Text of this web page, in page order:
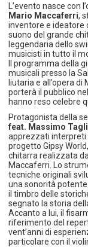
L’evento nasce con
Mario Maccaferri,
inventore e ideatore
suono del grande
leggendaria dello
musicisti in tutto il
Il programma della
musicali presso la
liutaria e all’opera
porterà il pubblico
hanno reso celebre
Protagonista della
feat. Massimo
apprezzati interpreti
progetto Gipsy
chitarra realizzata
Maccaferri. Lo
tecniche originali
una sonorità
il timbro delle
segnato la storia
Accanto a lui, il
riferimento del
vent’anni di
particolare con il